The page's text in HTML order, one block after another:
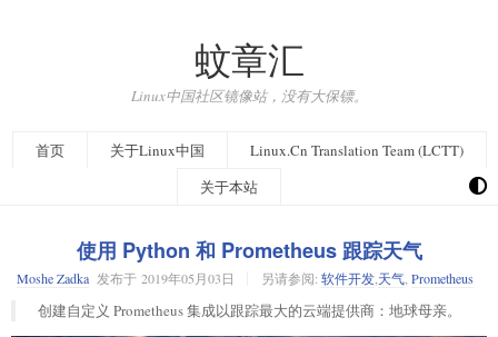
蚊章汇
Linux中国社区镜像站，没有大保镖。
首页 关于Linux中国
Linux.Cn Translation Team (LCTT)
关于本站
使用 Python 和 Prometheus 跟踪天气
Moshe Zadka发布于 2019年05月03日 另请参阅: 软件开发, 天气, Prometheus
创建自定义 Prometheus 集成以跟踪最大的云端提供商：地球母亲。